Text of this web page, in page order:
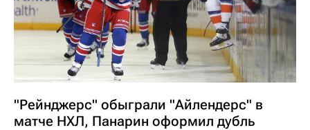
"Рейнджерс" обыграли "Айлендерс" в
матче НХЛ, Панарин оформил дубль